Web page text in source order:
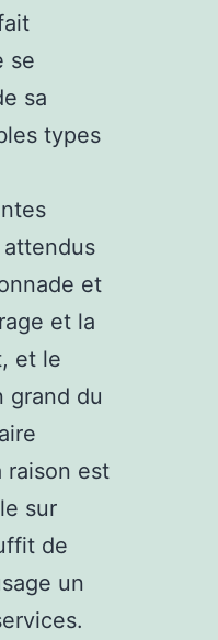
se
sa
types
et
et la
et le
grand du
raison est
sur
de
un